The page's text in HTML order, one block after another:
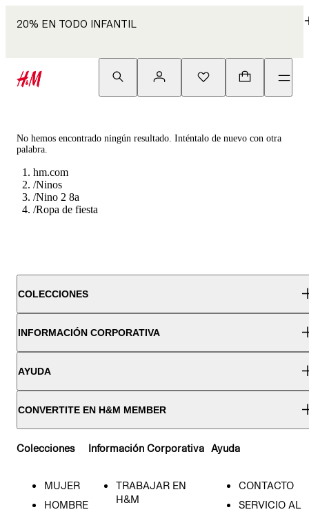
20% EN TODO INFANTIL
No hemos encontrado ningún resultado. Inténtalo de nuevo con otra
palabra.
hm.com
/Ninos
/Nino 2 8a
/Ropa de fiesta
COLECCIONES
INFORMACIÓN CORPORATIVA
AYUDA
CONVERTITE EN H&M MEMBER
Colecciones
MUJER
HOMBRE
Información Corporativa
TRABAJAR EN
H&M
Ayuda
CONTACTO
SERVICIO AL